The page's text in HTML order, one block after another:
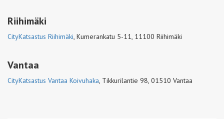
Riihimäki
CityKatsastus Riihimäki, Kumerankatu 5-11, 11100 Riihimäki
Vantaa
CityKatsastus Vantaa Koivuhaka, Tikkurilantie 98, 01510 Vantaa